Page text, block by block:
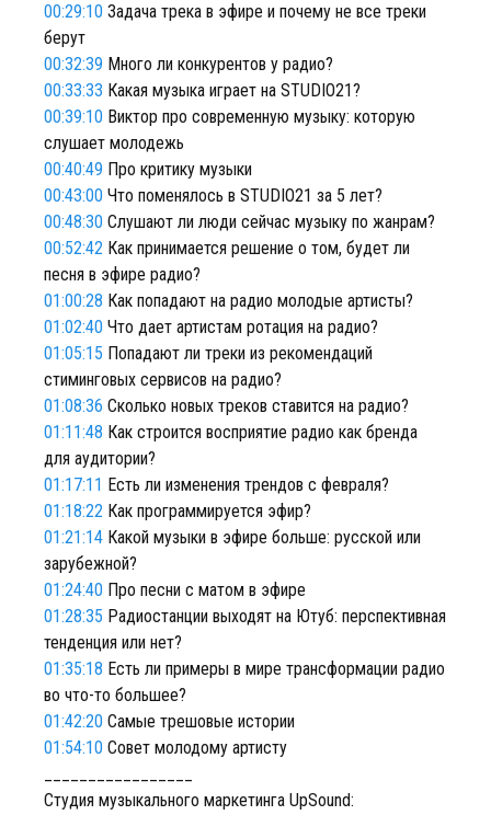
00:29:10 Задача трека в эфире и почему не все треки
берут
00:32:39 Много ли конкурентов у радио?
00:33:33 Какая музыка играет на STUDIO21?
00:39:10 Виктор про современную музыку: которую
слушает молодежь
00:40:49 Про критику музыки
00:43:00 Что поменялось в STUDIO21 за 5 лет?
00:48:30 Слушают ли люди сейчас музыку по жанрам?
00:52:42 Как принимается решение о том, будет ли
песня в эфире радио?
01:00:28 Как попадают на радио молодые артисты?
01:02:40 Что дает артистам ротация на радио?
01:05:15 Попадают ли треки из рекомендаций
стиминговых сервисов на радио?
01:08:36 Сколько новых треков ставится на радио?
01:11:48 Как строится восприятие радио как бренда
для аудитории?
01:17:11 Есть ли изменения трендов с февраля?
01:18:22 Как программируется эфир?
01:21:14 Какой музыки в эфире больше: русской или
зарубежной?
01:24:40 Про песни с матом в эфире
01:28:35 Радиостанции выходят на Ютуб: перспективная
тенденция или нет?
01:35:18 Есть ли примеры в мире трансформации радио
во что-то большее?
01:42:20 Самые трешовые истории
01:54:10 Совет молодому артисту
Студия музыкального маркетинга UpSound: